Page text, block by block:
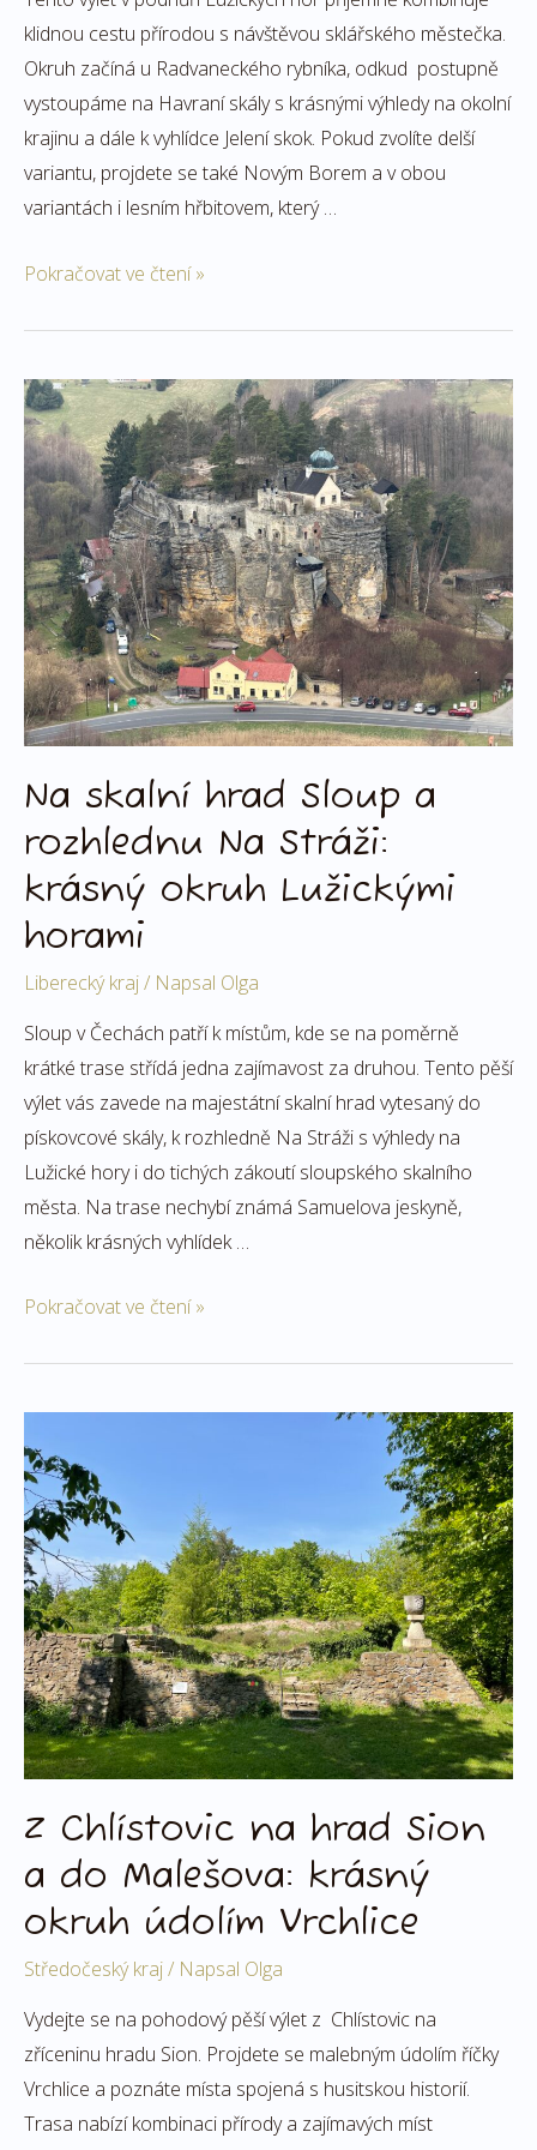
klidnou cestu přírodou s návštěvou sklářského městečka.
Okruh začíná u Radvaneckého rybníka, odkud postupně
vystoupáme na Havraní skály s krásnými výhledy na okolní
krajinu a dále k vyhlídce Jelení skok. Pokud zvolíte delší
variantu, projdete se také Novým Borem a v obou
variantách i lesním hřbitovem, který …
Pokračovat ve čtení »
Na skalní hrad Sloup a
rozhlednu Na Stráži:
krásný okruh Lužickými
horami
Liberecký kraj/ Napsal Olga
Sloup v Čechách patří k místům, kde se na poměrně
krátké trase střídá jedna zajímavost za druhou. Tento pěší
výlet vás zavede na majestátní skalní hrad vytesaný do
pískovcové skály, k rozhledně Na Stráži s výhledy na
Lužické hory i do tichých zákoutí sloupského skalního
města. Na trase nechybí známá Samuelova jeskyně,
několik krásných vyhlídek …
Na
skalní
hrad
Sloup
a
rozhlednu
Na
Stráži:
krásný
okruh
Lužickými
horami
Pokračovat ve čtení »
Z Chlístovic na hrad Sion
a do Malešova: krásný
okruh údolím Vrchlice
Středočeský kraj/ Napsal Olga
Vydejte se na pohodový pěší výlet z Chlístovic na
zříceninu hradu Sion. Projdete se malebným údolím říčky
Vrchlice a poznáte místa spojená s husitskou historií.
Trasa nabízí kombinaci přírody a zajímavých míst
Chlístovic
na
hrad
Sion
a
do
Malešova:
krásný
okruh
údolím
Vrchlice